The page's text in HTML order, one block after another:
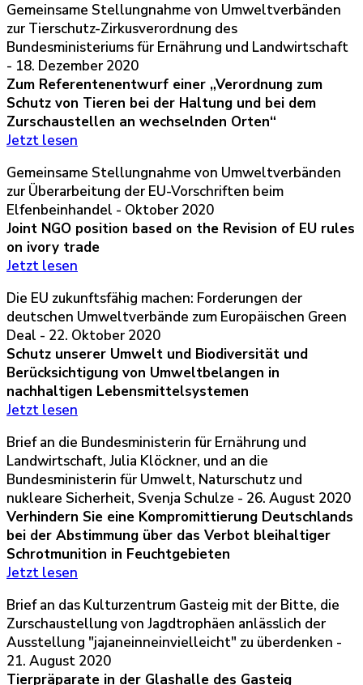
Gemeinsame Stellungnahme von Umweltverbänden
zur Tierschutz-Zirkusverordnung des
Bundesministeriums für Ernährung und Landwirtschaft
- 18. Dezember 2020
Zum Referentenentwurf einer „Verordnung zum
Schutz von Tieren bei der Haltung und bei dem
Zurschaustellen an wechselnden Orten“
Jetzt lesen
Gemeinsame Stellungnahme von Umweltverbänden
zur Überarbeitung der EU-Vorschriften beim
Elfenbeinhandel - Oktober 2020
Joint NGO position based on the Revision of EU rules
on ivory trade
Jetzt lesen
Die EU zukunftsfähig machen: Forderungen der
deutschen Umweltverbände zum Europäischen Green
Deal - 22. Oktober 2020
Schutz unserer Umwelt und Biodiversität und
Berücksichtigung von Umweltbelangen in
nachhaltigen Lebensmittelsystemen
Jetzt lesen
Brief an die Bundesministerin für Ernährung und
Landwirtschaft, Julia Klöckner, und an die
Bundesministerin für Umwelt, Naturschutz und
nukleare Sicherheit, Svenja Schulze - 26. August 2020
Verhindern Sie eine Kompromittierung Deutschlands
bei der Abstimmung über das Verbot bleihaltiger
Schrotmunition in Feuchtgebieten
Jetzt lesen
Brief an das Kulturzentrum Gasteig mit der Bitte, die
Zurschaustellung von Jagdtrophäen anlässlich der
Ausstellung "jajaneinneinvielleicht" zu überdenken -
21. August 2020
Tierpräparate in der Glashalle des Gasteig